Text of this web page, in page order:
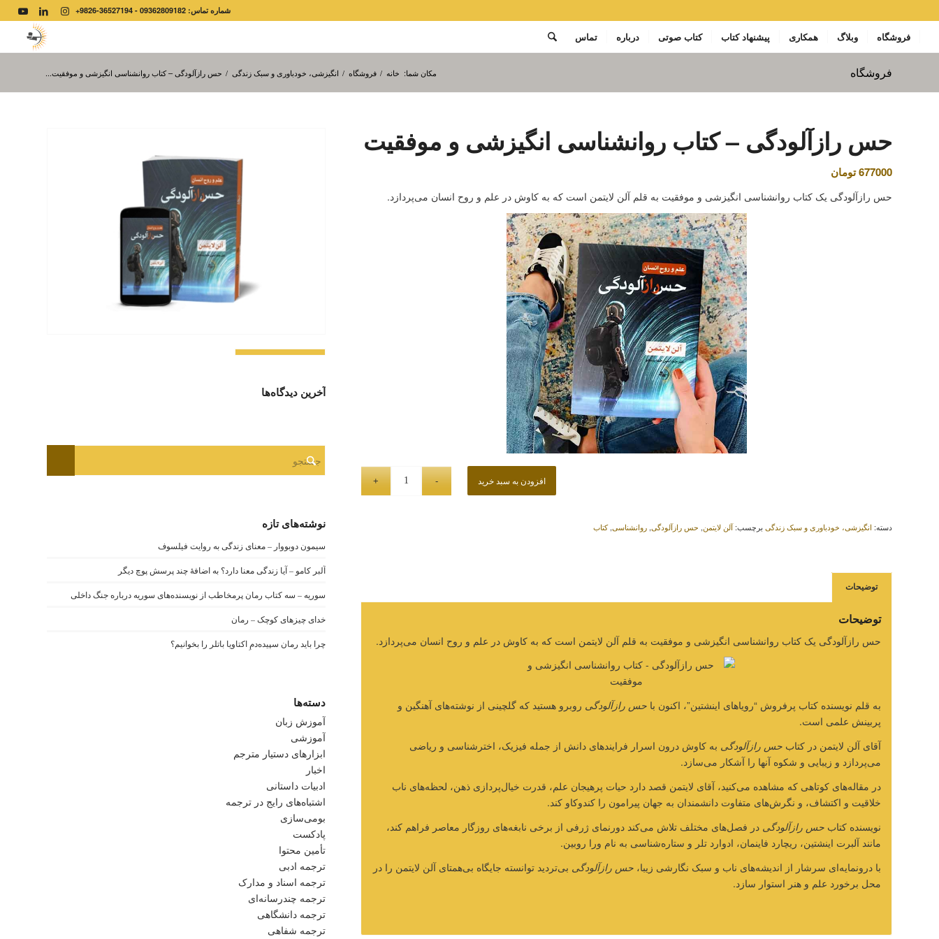
شماره تماس: 09362809182 - 36527194-9826+
فروشگاه وبلاگ همکاری پیشنهاد کتاب کتاب صوتی درباره تماس
فروشگاه مکان شما: خانه / فروشگاه / انگیزشی، خودباوری و سبک زندگی / حس رازآلودگی – کتاب روانشناسی انگیزشی و موفقیت...
آخرین دیدگاه‌ها
نوشته‌های تازه
سیمون دوبووار – معنای زندگی به روایت فیلسوف
آلبر کامو – آیا زندگی معنا دارد؟ به اضافۀ چند پرسش پوچ دیگر
سوریه – سه کتاب رمان پرمخاطب از نویسنده‌های سوریه درباره جنگ داخلی
خدای چیزهای کوچک – رمان
چرا باید رمان سپیده‌دمِ اکتاویا باتلر را بخوانیم؟
دسته‌ها
آموزش زبان
آموزشی
ابزارهای دستیار مترجم
اخبار
ادبیات داستانی
اشتباه‌های رایج در ترجمه
بومی‌سازی
پادکست
تأمین محتوا
ترجمه ادبی
ترجمه اسناد و مدارک
ترجمه چندرسانه‌ای
ترجمه دانشگاهی
ترجمه شفاهی
حس رازآلودگی – کتاب روانشناسی انگیزشی و موفقیت
677000تومان
حس رازآلودگی یک کتاب روانشناسی انگیزشی و موفقیت به قلم آلن لایتمن است که به کاوش در علم و روح انسان می‌پردازد.
افزودن به سبد خرید
دسته: انگیزشی، خودباوری و سبک زندگی برچسب:آلن لایتمن, حس رازآلودگی, روانشناسی,کتاب
توضیحات
توضیحات
حس رازآلودگی یک کتاب روانشناسی انگیزشی و موفقیت به قلم آلن لایتمن است که به کاوش در علم و روح انسان می‌پردازد.
به قلم نویسنده کتاب پرفروش “رویاهای اینشتین”، اکنون با حس رازآلودگی روبرو هستید که گلچینی از نوشته‌های آهنگین و
پربینش علمی است.
آقای آلن لایتمن در کتاب حس رازآلودگی به کاوش درون اسرار فرایندهای دانش از جمله فیزیک، اخترشناسی و ریاضی
می‌پردازد و زیبایی و شکوه آنها را آشکار می‌سازد.
در مقاله‌های کوتاهی که مشاهده می‌کنید، آقای لایتمن قصد دارد حیات پرهیجان علم، قدرت خیال‌پردازی ذهن، لحظه‌های ناب
خلاقیت و اکتشاف، و نگرش‌های متفاوت دانشمندان به جهان پیرامون را کندوکاو کند.
نویسنده کتاب حس رازآلودگی در فصل‌های مختلف تلاش می‌کند دورنمای ژرفی از برخی نابغه‌های روزگار معاصر فراهم کند،
مانند آلبرت اینشتین، ریچارد فاینمان، ادوارد تلر و ستاره‌شناسی به نام ورا روبین.
با درونمایه‌ای سرشار از اندیشه‌های ناب و سبک نگارشی زیبا، حس رازآلودگی بی‌تردید توانسته جایگاه بی‌همتای آلن لایتمن را در
محل برخورد علم و هنر استوار سازد.